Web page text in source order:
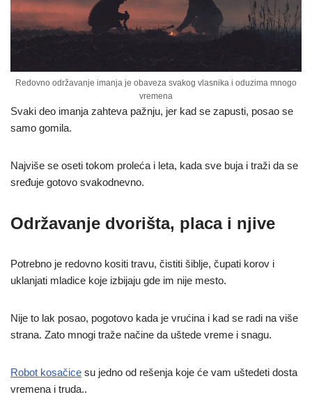
Redovno održavanje imanja je obaveza svakog vlasnika i oduzima mnogo
vremena
Svaki deo imanja zahteva pažnju, jer kad se zapusti, posao se
samo gomila.
Najviše se oseti tokom proleća i leta, kada sve buja i traži da se
sređuje gotovo svakodnevno.
Održavanje dvorišta, placa i njive
Potrebno je redovno kositi travu, čistiti šiblje, čupati korov i
uklanjati mladice koje izbijaju gde im nije mesto.
Nije to lak posao, pogotovo kada je vrućina i kad se radi na više
strana. Zato mnogi traže načine da uštede vreme i snagu.
Robot kosačice su jedno od rešenja koje će vam uštedeti dosta
vremena i truda..